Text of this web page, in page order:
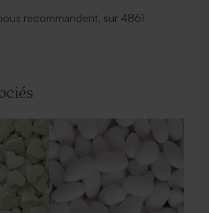
recommandent, sur 4861